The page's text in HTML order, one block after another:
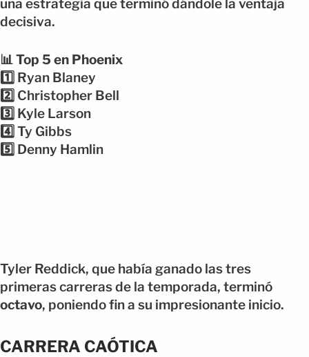
una estrategia que terminó dándole la ventaja
decisiva.
📊 Top 5 en Phoenix
1️⃣ Ryan Blaney
2️⃣ Christopher Bell
3️⃣ Kyle Larson
4️⃣ Ty Gibbs
5️⃣ Denny Hamlin
Tyler Reddick, que había ganado las tres
primeras carreras de la temporada, terminó
octavo, poniendo fin a su impresionante inicio.
CARRERA CAÓTICA